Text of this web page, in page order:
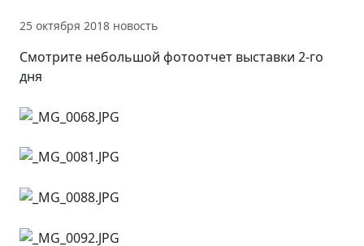
25 октября 2018 новость
Смотрите небольшой фотоотчет выставки 2-го
дня